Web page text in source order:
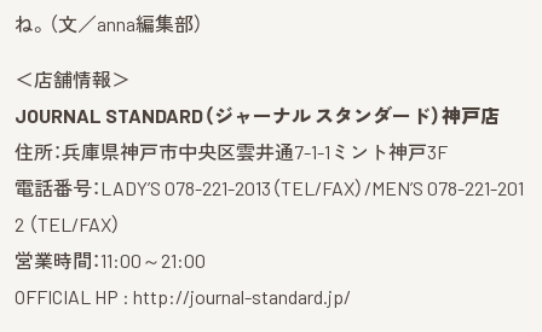
ね。（文／anna編集部）
＜店舗情報＞
JOURNAL STANDARD（ジャーナル スタンダード）神戸店
住所：兵庫県神戸市中央区雲井通7-1-1ミント神戸3F
電話番号：LADY’S 078-221-2013（TEL/FAX）/MEN’S 078-221-201
2 （TEL/FAX）
営業時間：11:00～21:00
OFFICIAL HP : http://journal-standard.jp/